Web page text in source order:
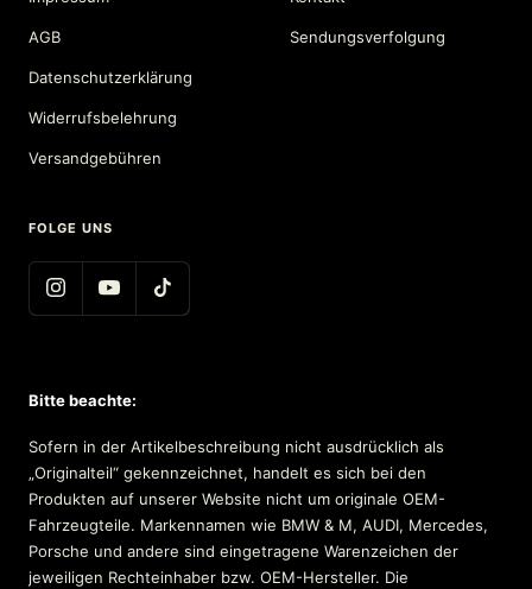
AGB
Datenschutzerklärung
Widerrufsbelehrung
Versandgebühren
Sendungsverfolgung
FOLGE UNS
Bitte beachte:
Sofern in der Artikelbeschreibung nicht ausdrücklich als
„Originalteil“ gekennzeichnet, handelt es sich bei den
Produkten auf unserer Website nicht um originale OEM-
Fahrzeugteile. Markennamen wie BMW & M, AUDI, Mercedes,
Porsche und andere sind eingetragene Warenzeichen der
jeweiligen Rechteinhaber bzw. OEM-Hersteller. Die